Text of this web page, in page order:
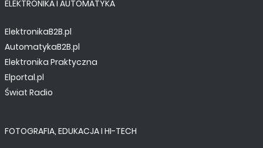
ELEKTRONIKA I AUTOMATYKA
ElektronikaB2B.pl
AutomatykaB2B.pl
Elektronika Praktyczna
Elportal.pl
Świat Radio
FOTOGRAFIA, EDUKACJA I HI-TECH